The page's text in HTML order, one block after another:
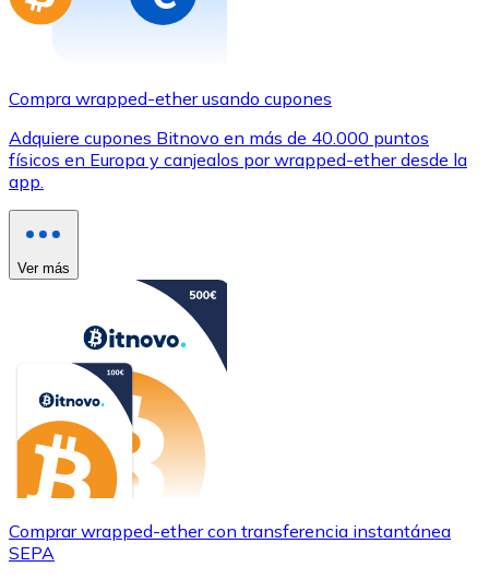
Compra wrapped-ether usando cupones
Adquiere cupones Bitnovo en más de 40.000 puntos
físicos en Europa y canjealos por wrapped-ether desde la
app.
Ver más
Comprar wrapped-ether con transferencia instantánea
SEPA